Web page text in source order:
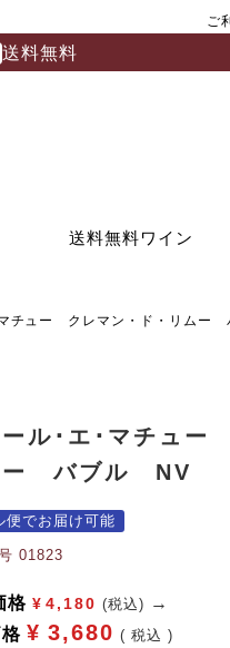
ご
送料無料
送料無料ワイン
チュー クレマン・ド・リム
ル･エ･マチュー
ー バブル NV
便でお届け可能
01823
格 ¥ 4,180 (税込)
¥ 3,680 税込